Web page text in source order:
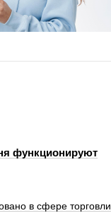
функционируют
в сфере торговли